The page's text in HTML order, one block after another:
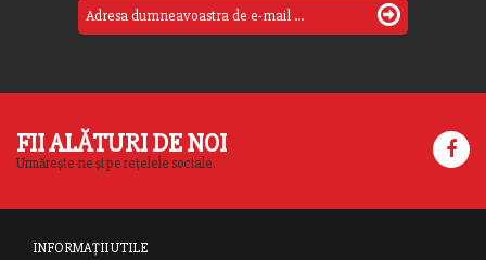
FII ALĂTURI DE NOI
Urmărește-ne și pe rețelele sociale.
INFORMAȚII UTILE